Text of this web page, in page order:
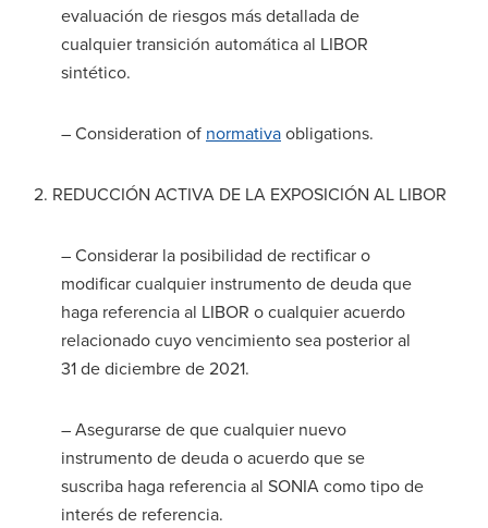
evaluación de riesgos más detallada de
cualquier transición automática al LIBOR
sintético.
– Consideration of normativaobligations.
2. REDUCCIÓN ACTIVA DE LA EXPOSICIÓN AL LIBOR
– Considerar la posibilidad de rectificar o
modificar cualquier instrumento de deuda que
haga referencia al LIBOR o cualquier acuerdo
relacionado cuyo vencimiento sea posterior al
31 de diciembre de 2021.
– Asegurarse de que cualquier nuevo
instrumento de deuda o acuerdo que se
suscriba haga referencia al SONIA como tipo de
interés de referencia.